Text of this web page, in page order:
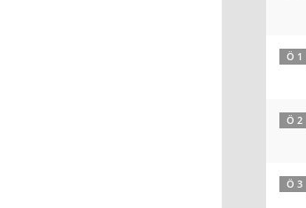
Ö 1
Ö 2
Ö 3